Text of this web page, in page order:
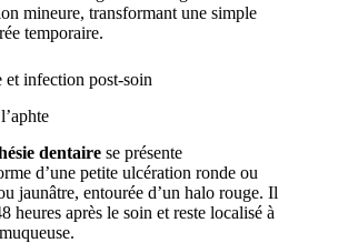
mineure, transformant une simple
temporaire.
et infection post-soin
dentaire se présente
d’une petite ulcération ronde ou
jaunâtre, entourée d’un halo rouge. Il
heures après le soin et reste localisé à